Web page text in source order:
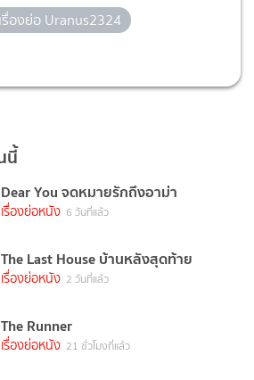
เรื่องย่อ Uranus2324
นี้
Dear You จดหมายรักถึงอาม่า
เรื่องย่อหนัง 6 วันที่แล้ว
The Last House บ้านหลังสุดท้าย
เรื่องย่อหนัง 2 วันที่แล้ว
The Runner
เรื่องย่อหนัง 21 ชั่วโมงที่แล้ว